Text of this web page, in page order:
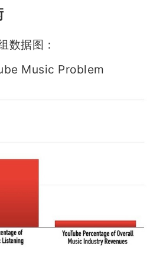
数据图：
Music Problem